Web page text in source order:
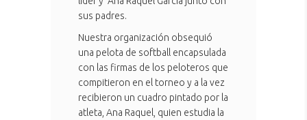
sus padres.
Nuestra organización obsequió
una pelota de softball encapsulada
con las firmas de los peloteros que
compitieron en el torneo y a la vez
recibieron un cuadro pintado por la
atleta, Ana Raquel, quien estudia la